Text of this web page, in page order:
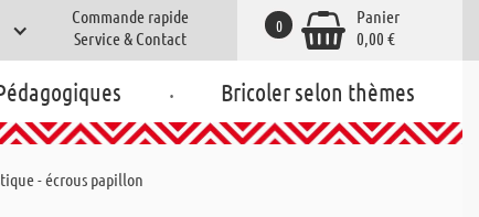
Commande rapide
Service & Contact
Panier
0,00 €
0
. Bricoler selon thèmes
- écrous papillon